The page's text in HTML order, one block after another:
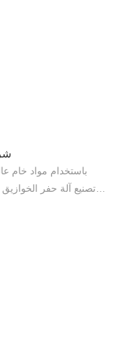
باستخدام مواد خام
تصنيع آلة حفر الخوازيق
المزايا الرائعة.
الثابتة، وحفارات